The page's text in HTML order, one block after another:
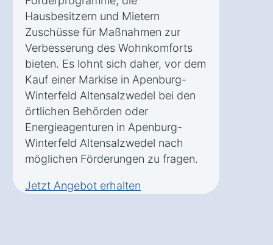
Hausbesitzern und Mietern
Zuschüsse für Maßnahmen zur
Verbesserung des Wohnkomforts
bieten. Es lohnt sich daher, vor dem
Kauf einer Markise in Apenburg-
Winterfeld Altensalzwedel bei den
örtlichen Behörden oder
Energieagenturen in Apenburg-
Winterfeld Altensalzwedel nach
möglichen Förderungen zu fragen.
Jetzt Angebot erhalten